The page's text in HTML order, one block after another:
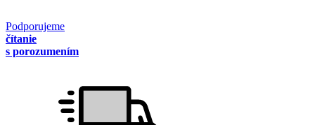
Podporujeme
čítanie
s porozumením